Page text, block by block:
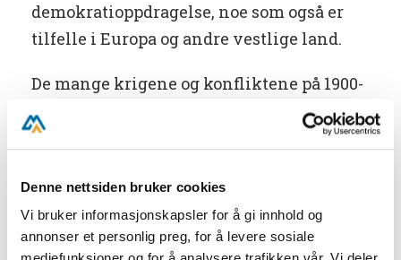
Denne nettsiden bruker cookies
Vi bruker informasjonskapsler for å gi innhold og
annonser et personlig preg, for å levere sosiale
demokratioppdragelse, noe som også er
tilfelle i Europa og andre vestlige land.
De mange krigene og konfliktene på 1900-
tallet har bidratt til økt bevissthet rundt
historie som et farlig politisk instrument.
organisasjonen EUROCLIO sitt arbeid for
en historieundervisning som kan bidra
til å bygge og styrke demokratiske